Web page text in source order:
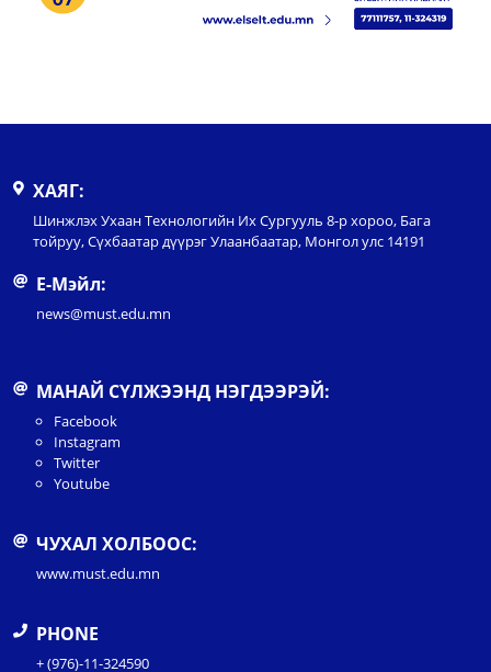
ХАЯГ:
Шинжлэх Ухаан Технологийн Их Сургууль 8-р хороо, Бага
тойруу, Сүхбаатар дүүрэг Улаанбаатар, Монгол улс 14191
Е-Мэйл:
news@must.edu.mn
МАНАЙ СҮЛЖЭЭНД НЭГДЭЭРЭЙ:
Facebook
Instagram
Twitter
Youtube
ЧУХАЛ ХОЛБООС:
www.must.edu.mn
PHONE
+ (976)-11-324590